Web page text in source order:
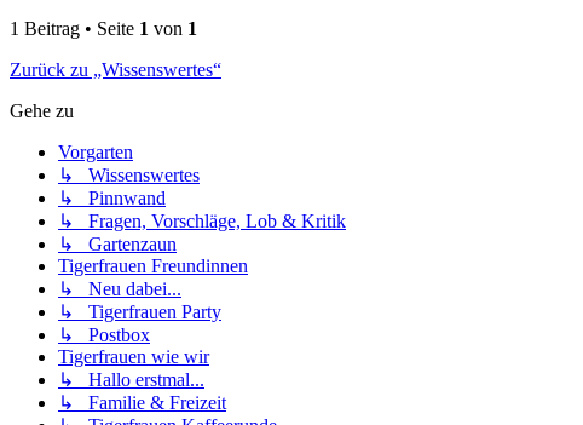
1 Beitrag • Seite 1 von 1
Zurück zu „Wissenswertes“
Gehe zu
Vorgarten
↳ Wissenswertes
↳ Pinnwand
↳ Fragen, Vorschläge, Lob & Kritik
↳ Gartenzaun
Tigerfrauen Freundinnen
↳ Neu dabei...
↳ Tigerfrauen Party
↳ Postbox
Tigerfrauen wie wir
↳ Hallo erstmal...
↳ Familie & Freizeit